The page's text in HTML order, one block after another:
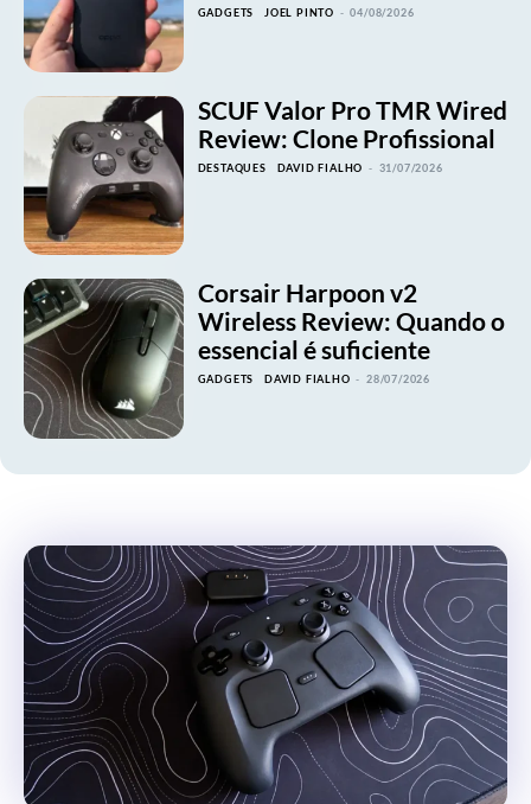
GADGETS JOEL PINTO - 04/08/2026
SCUF Valor Pro TMR Wired
Review: Clone Profissional
DESTAQUES DAVID FIALHO - 31/07/2026
Corsair Harpoon v2
Wireless Review: Quando o
essencial é suficiente
GADGETS DAVID FIALHO - 28/07/2026